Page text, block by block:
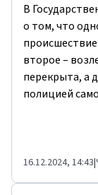
В
о том, что
второе –
перекрыта, а
полицией
16.12.2024, 14:43|